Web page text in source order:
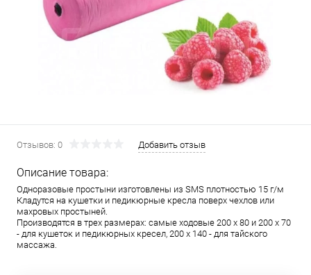
Отзывов: 0 Добавить отзыв
Описание товара:
Одноразовые простыни изготовлены из SMS плотностью 15 г/м
Кладутся на кушетки и педикюрные кресла поверх чехлов или
махровых простыней.
Производятся в трех размерах: самые ходовые 200 х 80 и 200 х 70
- для кушеток и педикюрных кресел, 200 х 140 - для тайского
массажа.